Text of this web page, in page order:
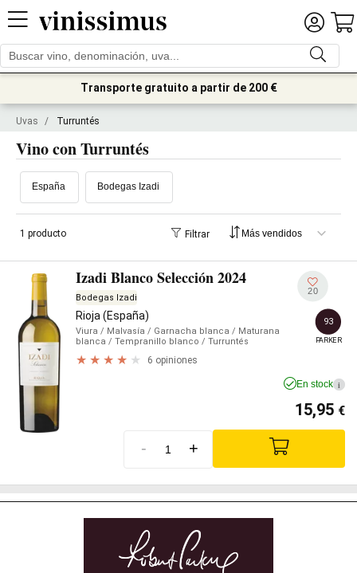
Transporte gratuito a partir de 200 €
Uvas / Turruntés
Vino con Turruntés
España Bodegas Izadi
1 producto Filtrar
Izadi Blanco Selección 2024
Bodegas Izadi
Rioja (España)
Viura / Malvasía / Garnacha blanca / Maturana
blanca / Tempranillo blanco / Turruntés
6 opiniones
20
93
PARKER
En stock i
15,95 €
- +